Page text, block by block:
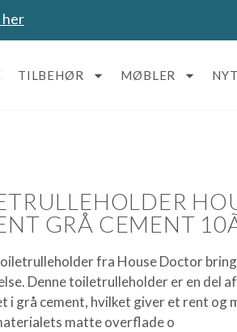
her
TILBEHØR MØBLER
GRÅ CEMENT
fra House Doctor
Denne toiletrulleholder er en del
i grå cement, hvilket giver et rent og
matte overflade o